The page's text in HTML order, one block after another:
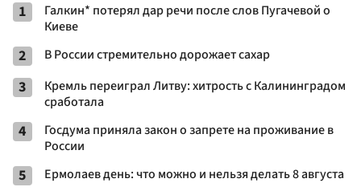
1
Галкин* потерял дар речи после слов Пугачевой о
Киеве
2 В России стремительно дорожает сахар
3
Кремль переиграл Литву: хитрость с Калининградом
сработала
4
Госдума приняла закон о запрете на проживание в
России
5 Ермолаев день: что можно и нельзя делать 8 августа